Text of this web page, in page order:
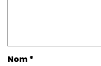
Nom*